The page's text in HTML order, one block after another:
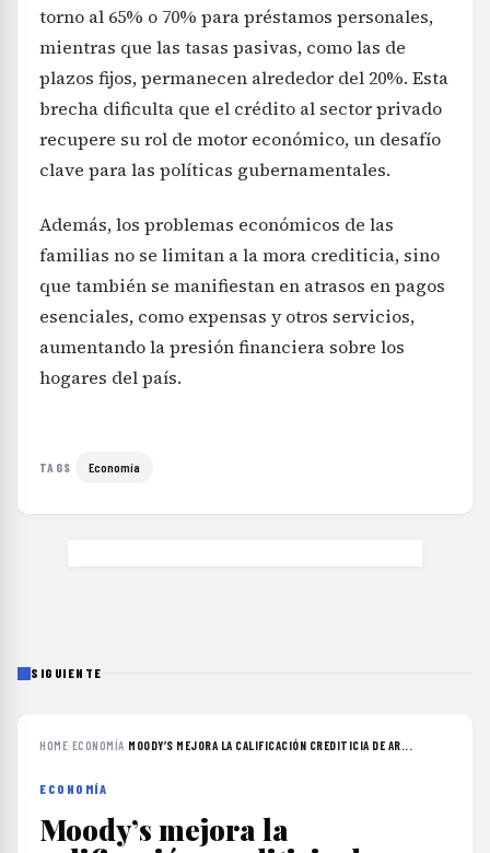
torno al 65% o 70% para préstamos personales,
mientras que las tasas pasivas, como las de
plazos fijos, permanecen alrededor del 20%. Esta
brecha dificulta que el crédito al sector privado
recupere su rol de motor económico, un desafío
clave para las políticas gubernamentales.
Además, los problemas económicos de las
familias no se limitan a la mora crediticia, sino
que también se manifiestan en atrasos en pagos
esenciales, como expensas y otros servicios,
aumentando la presión financiera sobre los
hogares del país.
TAGS Economía
SIGUIENTE
HOME›ECONOMÍA›MOODY’S MEJORA LA CALIFICACIÓN CREDITICIA DE AR...
ECONOMÍA
Moody’s mejora la